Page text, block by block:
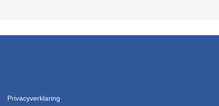
Privacyverklaring